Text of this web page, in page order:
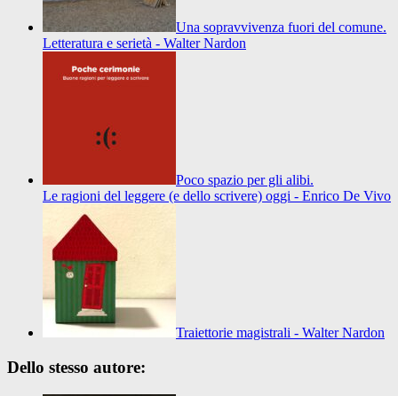
Una sopravvivenza fuori del comune.
Letteratura e serietà - Walter Nardon
Poco spazio per gli alibi.
Le ragioni del leggere (e dello scrivere) oggi - Enrico De Vivo
Traiettorie magistrali - Walter Nardon
Dello stesso autore: